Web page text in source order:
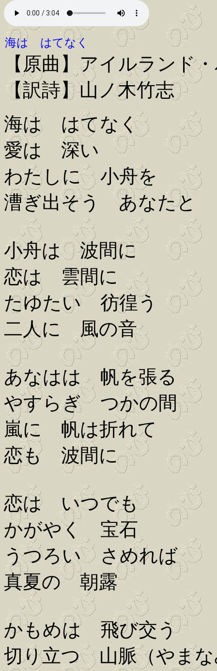
海は はてなく
【原曲】アイルランド
【訳詩】山ノ木竹志
海は はてなく
愛は 深い
わたしに 小舟を
漕ぎ出そう あなたと
小舟は 波間に
恋は 雲間に
たゆたい 彷徨う
二人に 風の音
あなはは 帆を張る
やすらぎ つかの間
嵐に 帆は折れて
恋も 波間に
恋は いつでも
かがやく 宝石
うつろい さめれば
真夏の 朝露
かもめは 飛び交う
切り立つ 山脈（やまな